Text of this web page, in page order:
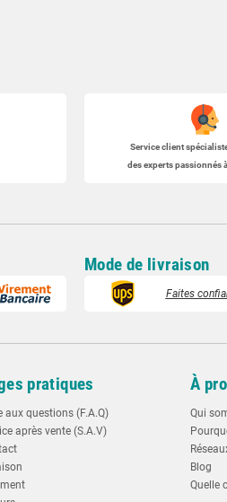
Service client
des experts passionnés
Mode de livraison
Faites
pratiques
aux questions (F.A.Q)
après vente (S.A.V)
À
Qui
Blog
Quelle